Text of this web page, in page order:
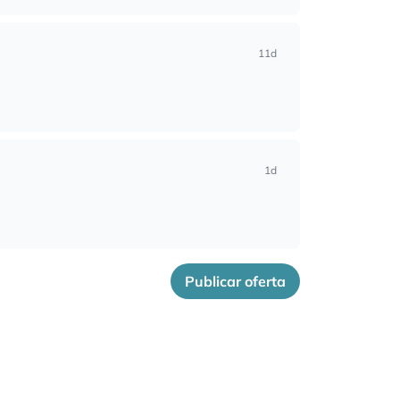
11d
1d
Publicar oferta